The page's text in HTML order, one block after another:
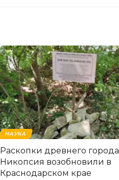
НАУКА
Раскопки древнего города
Никопсия возобновили в
Краснодарском крае